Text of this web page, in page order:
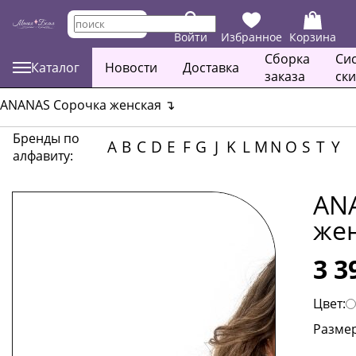
Войти Избранное Корзина
Каталог Новости Доставка
Сборка
заказа
ANANAS Сорочка женская ↴
Бренды по
алфавиту:
A B C D E F G J K L MN O S T Y
3
Цвет: